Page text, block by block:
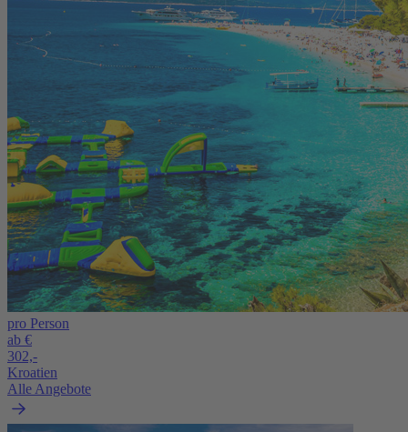
pro Person
ab €
302,-
Kroatien
Alle Angebote